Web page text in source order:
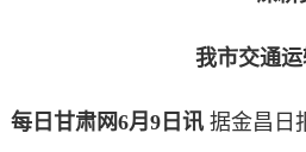
我市交通
每日甘肃网6月9日讯 据金昌日